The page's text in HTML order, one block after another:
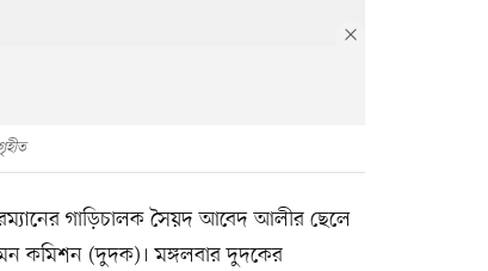
গাড়িচালক সৈয়দ আবেদ আলীর ছেলে
কমিশন (দুদক)। মঙ্গলবার দুদকের